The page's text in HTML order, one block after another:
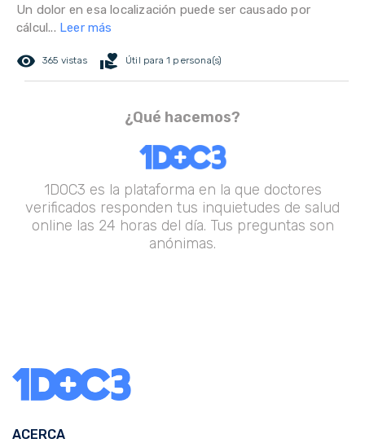
Un dolor en esa localización puede ser causado por
cálcul... Leer más
remove_red_eye 365 vistas volunteer_activism Útil para 1 persona(s)
¿Qué hacemos?
1DOC3 es la plataforma en la que doctores
verificados responden tus inquietudes de salud
online las 24 horas del día. Tus preguntas son
anónimas.
ACERCA